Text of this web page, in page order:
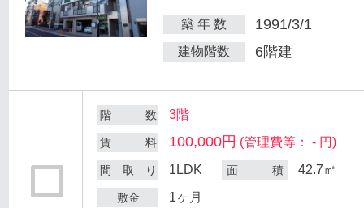
築 年 数 1991/3/1
建物階数 6階建
階 数 3階
賃 料 100,000円 (管理費等： - 円)
間 取 り 1LDK 面 積 42.7㎡
敷金 1ヶ月